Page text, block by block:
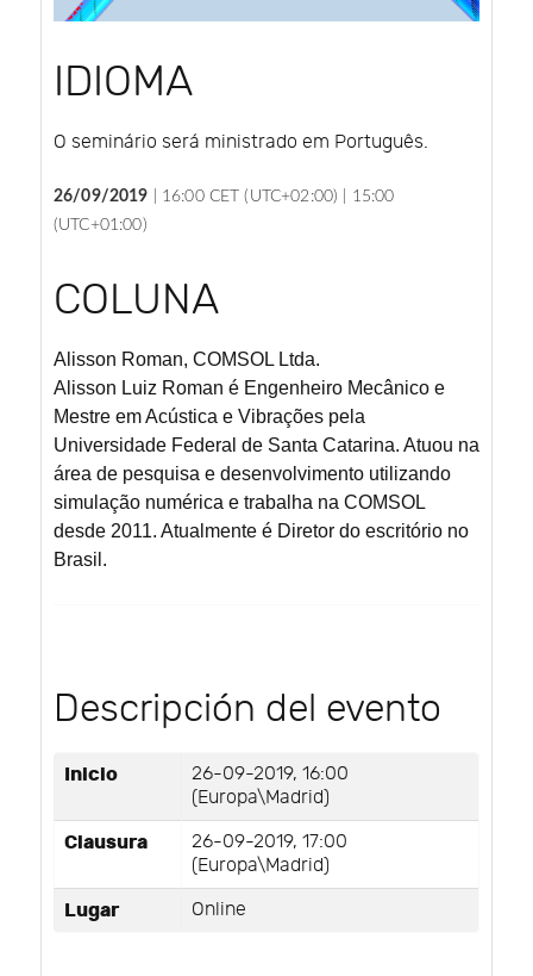
IDIOMA
O seminário será ministrado em Português.
26/09/2019 16:00 CET (UTC+02:00) | 15:00
(UTC+01:00)
COLUNA
Alisson Roman, COMSOL Ltda.
Alisson Luiz Roman é Engenheiro Mecânico e
Mestre em Acústica e Vibrações pela
Universidade Federal de Santa Catarina. Atuou na
área de pesquisa e desenvolvimento utilizando
simulação numérica e trabalha na COMSOL
desde 2011. Atualmente é Diretor do escritório no
Brasil.
Descripción del evento
Inicio
26-09-2019, 16:00
(Europa\Madrid)
Clausura
26-09-2019, 17:00
(Europa\Madrid)
Lugar Online